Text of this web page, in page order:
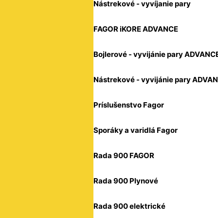
Nástrekové - vyvíjanie pary
FAGOR iKORE ADVANCE
Bojlerové - vyvijánie pary
Nástrekové - vyvijánie pary
Príslušenstvo Fagor
Sporáky a varidlá Fagor
Rada 900 FAGOR
Rada 900 Plynové
Rada 900 elektrické